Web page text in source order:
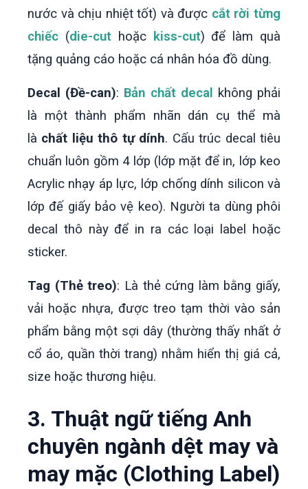
nước và chịu nhiệt tốt) và được cắt rời từng
chiếc (die-cut hoặc kiss-cut) để làm quà
tặng quảng cáo hoặc cá nhân hóa đồ dùng.
Decal (Đề-can): Bản chất decal
không phải
là một thành phẩm nhãn dán cụ thể mà
là chất liệu thô tự dính. Cấu trúc decal tiêu
chuẩn luôn gồm 4 lớp (lớp mặt để in, lớp keo
Acrylic nhạy áp lực, lớp chống dính silicon và
lớp đế giấy bảo vệ keo). Người ta dùng phôi
decal thô này để in ra các loại label hoặc
sticker.
Tag (Thẻ treo): Là thẻ cứng làm bằng giấy,
vải hoặc nhựa, được treo tạm thời vào sản
phẩm bằng một sợi dây (thường thấy nhất ở
cổ áo, quần thời trang) nhằm hiển thị giá cả,
size hoặc thương hiệu.
3. Thuật ngữ tiếng Anh
chuyên ngành dệt may và
may mặc (Clothing Label)